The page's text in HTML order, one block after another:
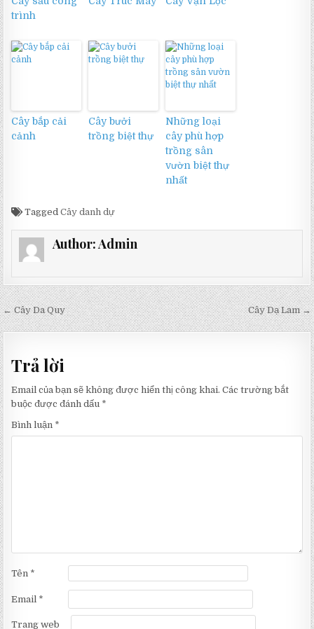
trình
Cây bắp cải
cảnh
Cây bưởi
trồng biệt thự
Những loại
cây phù hợp
trồng sân
vườn biệt thự
nhất
TaggedCây danh dự
Author:Admin
Điều
hướng
viết
Cây Dạ Lam →
← Cây Da Quy
Trả lời
Email của bạn sẽ không được hiển thị công khai. Các trường bắt
buộc được đánh dấu *
Bình luận *
Tên *
Email *
Trang web